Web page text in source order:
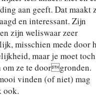
aan geeft. Dat maakt
en interessant. Zijn
zijn weliswaar zeer
misschien mede door
maar je moet
om ze te doorgronden.
vinden (of niet) mag
ook.